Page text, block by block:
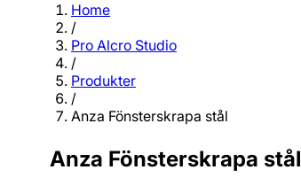
Home
/
Pro Alcro Studio
/
Produkter
/
Anza Fönsterskrapa stål
Anza Fönsterskrapa stål